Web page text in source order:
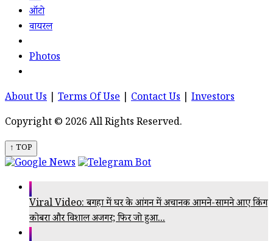
ऑटो
वायरल
Photos
About Us Terms Of Use Contact Us
Investors
Copyright © 2026 All Rights Reserved.
↑ TOP
Viral Video: बगहा में घर के आंगन में अचानक आमने-सामने आए किंग
कोबरा और विशाल अजगर; फिर जो हुआ...